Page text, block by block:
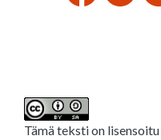
Tämä teksti on lisensoitu